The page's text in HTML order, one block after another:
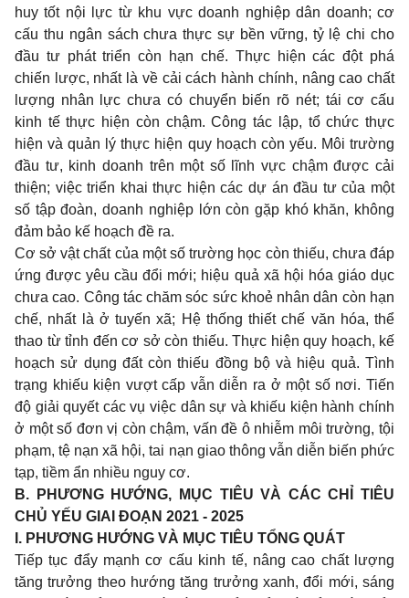
huy tốt nội lực từ khu vực doanh nghiệp dân doanh; cơ
cấu thu ngân sách chưa thực sự bền vững, tỷ lệ chi cho
đầu tư phát triển còn hạn chế. Thực hiện các đột phá
chiến lược, nhất là về cải cách hành chính, nâng cao chất
lượng nhân lực chưa có chuyển biến rõ nét; tái cơ cấu
kinh tế thực hiện còn chậm. Công tác lập, tổ chức thực
hiện và quản lý thực hiện quy hoạch còn yếu. Môi trường
đầu tư, kinh doanh trên một số lĩnh vực chậm được cải
thiện; việc triển khai thực hiện các dự án đầu tư của một
số tập đoàn, doanh nghiệp lớn còn gặp khó khăn, không
đảm bảo kế hoạch đề ra.
Cơ sở vật chất của một số trường học còn thiếu, chưa đáp
ứng được yêu cầu đổi mới; hiệu quả xã hội hóa giáo dục
chưa cao. Công tác chăm sóc sức khoẻ nhân dân còn hạn
chế, nhất là ở tuyến xã; Hệ thống thiết chế văn hóa, thể
thao từ tỉnh đến cơ sở còn thiếu. Thực hiện quy hoạch, kế
hoạch sử dụng đất còn thiếu đồng bộ và hiệu quả. Tình
trạng khiếu kiện vượt cấp vẫn diễn ra ở một số nơi. Tiến
độ giải quyết các vụ việc dân sự và khiếu kiện hành chính
ở một số đơn vị còn chậm, vấn đề ô nhiễm môi trường, tội
phạm, tệ nạn xã hội, tai nạn giao thông vẫn diễn biến phức
tạp, tiềm ẩn nhiều nguy cơ.
B. PHƯƠNG HƯỚNG, MỤC TIÊU VÀ CÁC CHỈ TIÊU
CHỦ YẾU GIAI ĐOẠN 2021 - 2025
I. PHƯƠNG HƯỚNG VÀ MỤC TIÊU TỔNG QUÁT
Tiếp tục đẩy mạnh cơ cấu kinh tế, nâng cao chất lượng
tăng trưởng theo hướng tăng trưởng xanh, đổi mới, sáng